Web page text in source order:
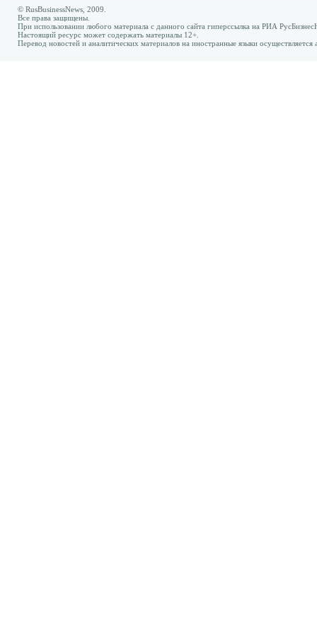
© RusBusinessNews, 2009.
Все права защищены.
При использовании любого материала с данного сайта гиперссылка на РИА
Настоящий ресурс может содержать материалы 12+.
Перевод новостей и аналитических материалов на иностранные языки осуществляется